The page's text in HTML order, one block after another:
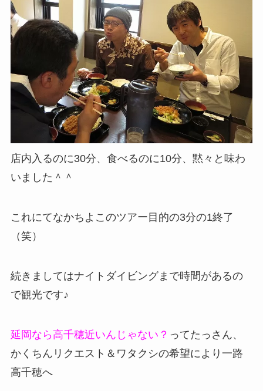
店内入るのに30分、食べるのに10分、黙々と味わ
いました＾＾
これにてなかちよこのツアー目的の3分の1終了
（笑）
続きましてはナイトダイビングまで時間があるの
で観光です♪
延岡なら高千穂近いんじゃない？ ってたっさん、
かくちんリクエスト＆ワタクシの希望により一路
高千穂へ